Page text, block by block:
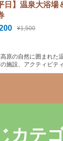
日】温泉大浴場
¥1,500
原の自然に囲まれた
施設、アクティビテ
ートホテル
カテ